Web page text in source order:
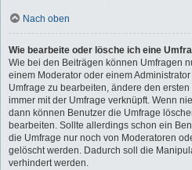
Nach oben
Wie bearbeite oder lösche ich eine
Wie bei den Beiträgen können Umfragen
einem Moderator oder einem
Umfrage zu bearbeiten, ändere den
immer mit der Umfrage verknüpft. Wenn
dann können Benutzer die Umfrage
bearbeiten. Sollte allerdings schon ein
die Umfrage nur noch von Moderatoren
gelöscht werden. Dadurch soll die
verhindert werden.